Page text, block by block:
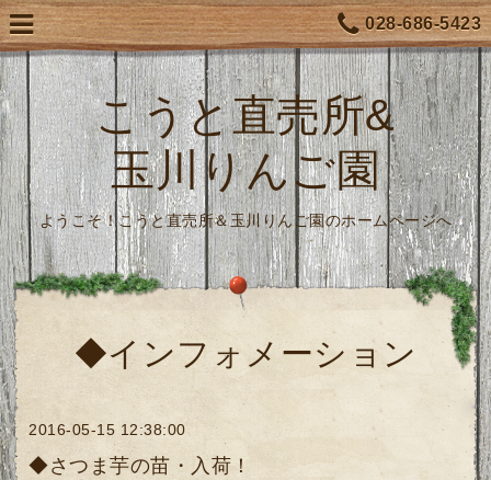
028-686-5423
こうと直売所&
玉川りんご園
ようこそ！こうと直売所＆玉川りんご園のホームページへ
◆インフォメーション
2016-05-15 12:38:00
◆さつま芋の苗・入荷！